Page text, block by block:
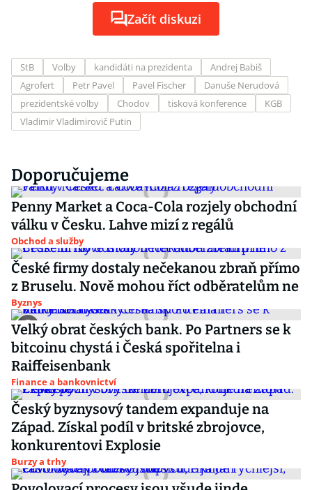
Začít diskuzi
StB Volby kandidáti na prezidenta
Andrej Babiš
Agrofert
Petr Pavel Pavel Fischer
Danuše Nerudová
prezidentské volby
Chodov tisková konference
KGB
Vladimir Vladimirovič Putin
Doporučujeme
Penny Market a Coca-Cola rozjely obchodní
válku v Česku. Lahve mizí z regálů
Obchod a služby
České firmy dostaly nečekanou zbraň přímo
z Bruselu. Nově mohou říct odběratelům ne
Byznys
Velký obrat českých bank. Po Partners se k
bitcoinu chystá i Česká spořitelna i
Raiffeisenbank
Finance a bankovnictví
Český byznysový tandem expanduje na
Západ. Získal podíl v britské zbrojovce,
konkurentovi Explosie
Burzy a trhy